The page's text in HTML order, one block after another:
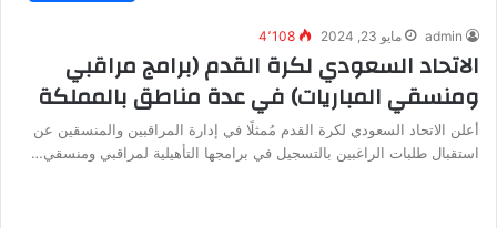
admin مايو 23, 2024 4٬108
الاتحاد السعودي لكرة القدم (برامج مراقبي
ومنسقي المباريات) في عدة مناطق بالمملكة
أعلن الاتحاد السعودي لكرة القدم مُمثلًا في إدارة المراقبين والمنسقين عن
استقبال طلبات الراغبين بالتسجيل في برامجها التأهيلية لمراقبي ومنسقي…